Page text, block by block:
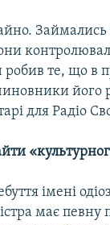
Займались
робив те, що в
його
для Радіо
імені
має певну